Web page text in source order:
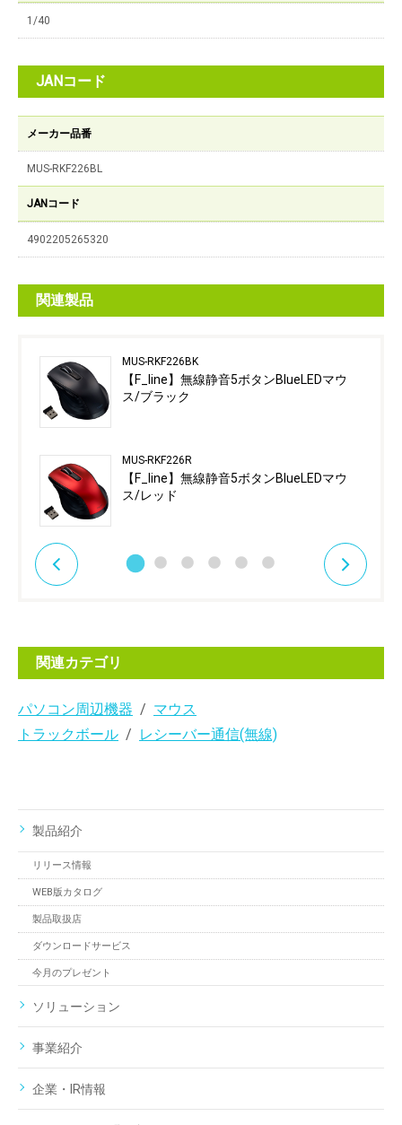
1/40
JANコード
メーカー品番
MUS-RKF226BL
JANコード
4902205265320
関連製品
MUS-RKF226BK
【F_line】無線静音5ボタンBlueLEDマウ
ス/ブラック
MUS-RKF226R
【F_line】無線静音5ボタンBlueLEDマウ
ス/レッド
関連カテゴリ
パソコン周辺機器
マウス
トラックボール
レシーバー通信(無線)
製品紹介
リリース情報
WEB版カタログ
製品取扱店
ダウンロードサービス
今月のプレゼント
ソリューション
事業紹介
企業・IR情報